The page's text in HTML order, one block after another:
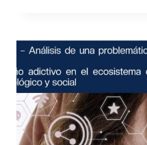
MUÑOZ